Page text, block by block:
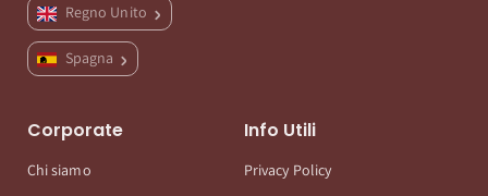
Regno Unito
Spagna
Corporate
Chi siamo
Info Utili
Privacy Policy